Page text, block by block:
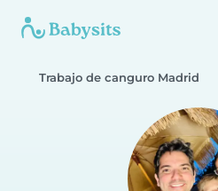
Trabajo de canguro Madrid